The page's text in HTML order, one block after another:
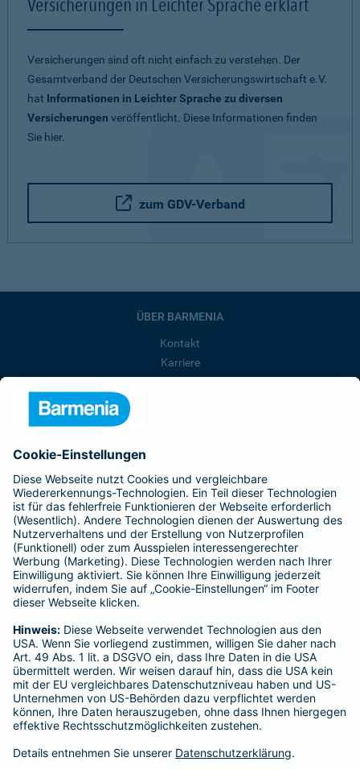
Versicherungen sind oft nicht einfach zu verstehen. Der
Gesamtverband der Deutschen Versicherungswirtschaft e.V.
hat Informationen in Leichter Sprache zu diversen
Versicherungen veröffentlicht. Diese Informationen finden
Sie hier.
zum GDV-Verband
ÜBER BARMENIA
Kontakt
Karriere
Barmenia ist Teil der BarmeniaGothaer
BELIEBTE SEITEN
Kranken-Zusatzversicherung
Tierversicherungen
Haftpflichtversicherung
Hausratversicherung
Adresse ändern
Schaden melden
Kilometerstandsmeldung
Serviceübersicht